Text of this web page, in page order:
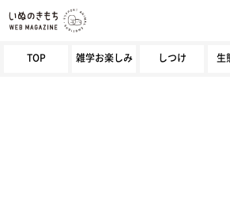
TOP 雑学お楽しみ しつけ 生